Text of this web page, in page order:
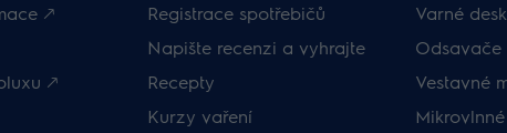
🡕
🡕
Registrace spotřebičů
Napište recenzi a vyhrajte
Recepty
Kurzy vaření
Varné
Odsavače
Vestavné